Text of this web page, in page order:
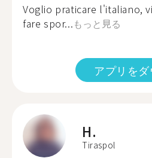
Voglio praticare l'italiano,
fare spor...もっと見る
アプリを
H.
Tiraspol